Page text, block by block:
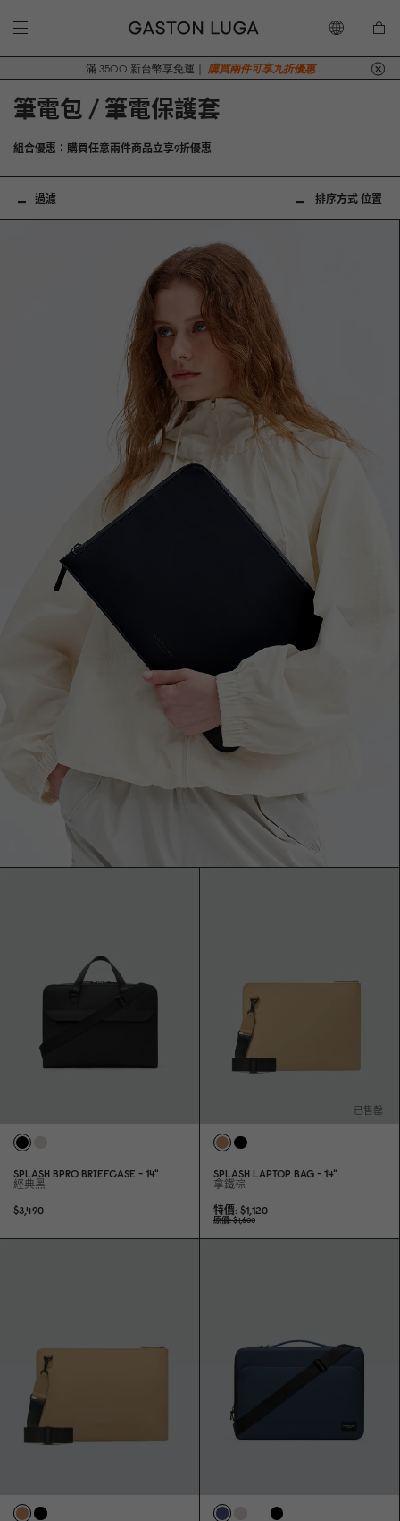
滿 3500 新台幣享免運｜ 購買兩件可享九折優惠
組合優惠：購買任意兩件商品立享9折優惠
筆電包 / 筆電保護套
過濾 排序方式 位置
SPLÄSH BPRO BRIEFCASE - 14"
經典黑
$3,490
已售罄
SPLÄSH LAPTOP BAG - 14"
拿鐵棕
特價 $1,120
原價 $1,600